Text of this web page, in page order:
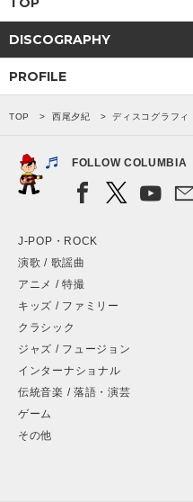
DISCOGRAPHY
PROFILE
TOP 西尾夕紀 ディスコグラフィ
FOLLOW COLUMBIA
J-POP・ROCK
演歌 / 歌謡曲
アニメ / 特撮
キッズ / ファミリー
クラシック
ジャズ / フュージョン
インターナショナル
伝統音楽 / 落語・演芸
ゲーム
その他